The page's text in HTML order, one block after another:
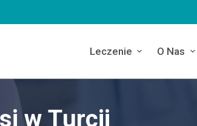
Leczenie O Nas
w Turcji